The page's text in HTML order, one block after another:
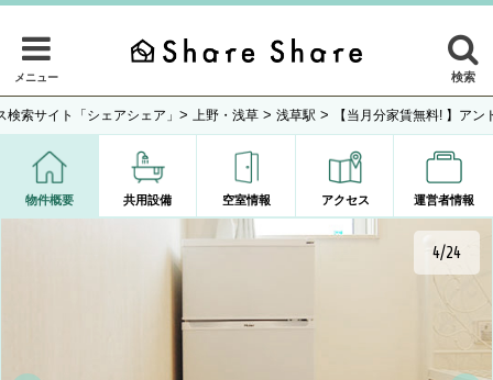
メニュー 検索
検索サイト「シェアシェア」 > 上野・浅草 > 浅草駅 > 【当月分家賃無料! 】アン
物件概要 共用設備 空室情報 アクセス 運営者情報
4/24